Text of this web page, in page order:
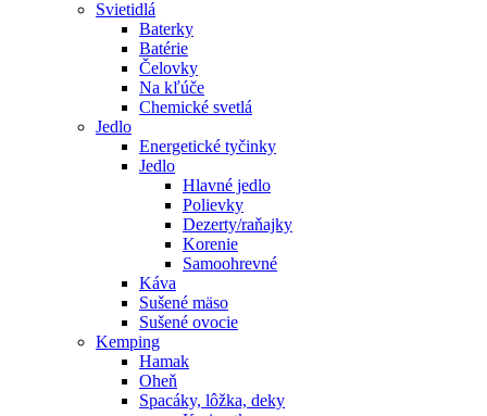
Svietidlá
Baterky
Batérie
Čelovky
Na kľúče
Chemické svetlá
Jedlo
Energetické tyčinky
Jedlo
Hlavné jedlo
Polievky
Dezerty/raňajky
Korenie
Samoohrevné
Káva
Sušené mäso
Sušené ovocie
Kemping
Hamak
Oheň
Spacáky, lôžka, deky